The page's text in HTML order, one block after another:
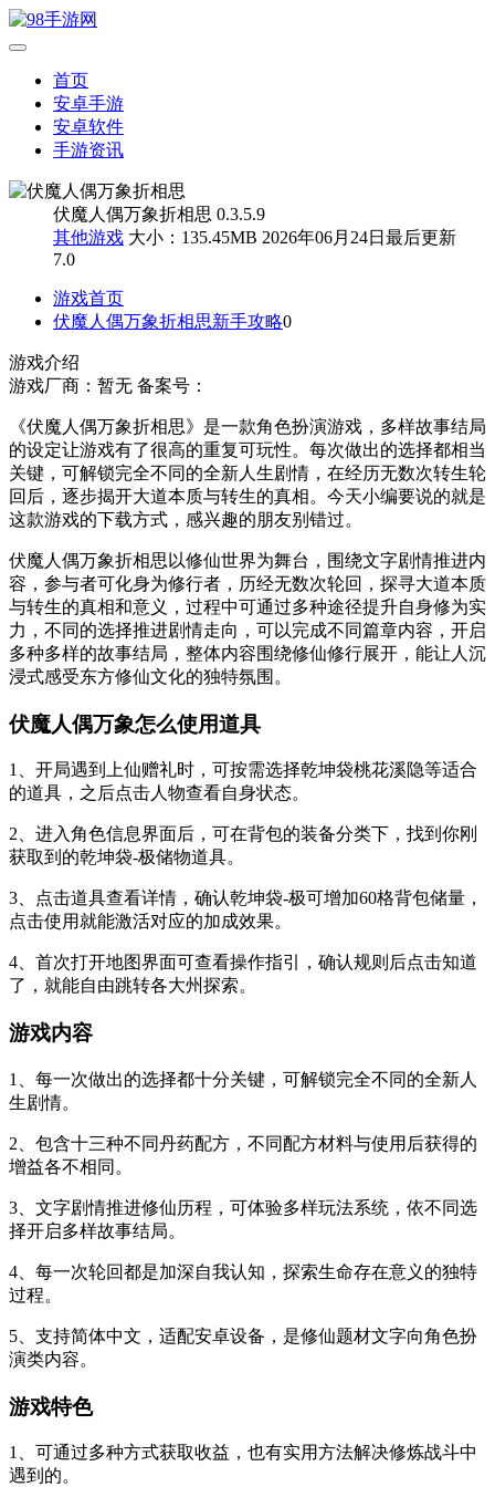
首页
安卓手游
安卓软件
手游资讯
伏魔人偶万象折相思 0.3.5.9
其他游戏 大小：135.45MB 2026年06月24日最后更新
7.0
游戏首页
伏魔人偶万象折相思新手攻略0
游戏介绍
游戏厂商：暂无 备案号：
《伏魔人偶万象折相思》是一款角色扮演游戏，多样故事结局
的设定让游戏有了很高的重复可玩性。每次做出的选择都相当
关键，可解锁完全不同的全新人生剧情，在经历无数次转生轮
回后，逐步揭开大道本质与转生的真相。今天小编要说的就是
这款游戏的下载方式，感兴趣的朋友别错过。
伏魔人偶万象折相思以修仙世界为舞台，围绕文字剧情推进内
容，参与者可化身为修行者，历经无数次轮回，探寻大道本质
与转生的真相和意义，过程中可通过多种途径提升自身修为实
力，不同的选择推进剧情走向，可以完成不同篇章内容，开启
多种多样的故事结局，整体内容围绕修仙修行展开，能让人沉
浸式感受东方修仙文化的独特氛围。
伏魔人偶万象怎么使用道具
1、开局遇到上仙赠礼时，可按需选择乾坤袋桃花溪隐等适合
的道具，之后点击人物查看自身状态。
2、进入角色信息界面后，可在背包的装备分类下，找到你刚
获取到的乾坤袋-极储物道具。
3、点击道具查看详情，确认乾坤袋-极可增加60格背包储量，
点击使用就能激活对应的加成效果。
4、首次打开地图界面可查看操作指引，确认规则后点击知道
了，就能自由跳转各大州探索。
游戏内容
1、每一次做出的选择都十分关键，可解锁完全不同的全新人
生剧情。
2、包含十三种不同丹药配方，不同配方材料与使用后获得的
增益各不相同。
3、文字剧情推进修仙历程，可体验多样玩法系统，依不同选
择开启多样故事结局。
4、每一次轮回都是加深自我认知，探索生命存在意义的独特
过程。
5、支持简体中文，适配安卓设备，是修仙题材文字向角色扮
演类内容。
游戏特色
1、可通过多种方式获取收益，也有实用方法解决修炼战斗中
遇到的。